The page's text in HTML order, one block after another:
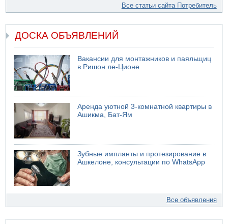
Все статьи сайта Потребитель
ДОСКА ОБЪЯВЛЕНИЙ
Вакансии для монтажников и паяльщиц
в Ришон ле-Ционе
Аренда уютной 3-комнатной квартиры в
Ашикма, Бат-Ям
Зубные импланты и протезирование в
Ашкелоне, консультации по WhatsApp
Все объявления